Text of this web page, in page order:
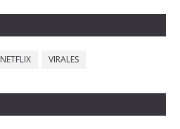
NETFLIX VIRALES